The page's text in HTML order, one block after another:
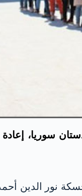
نور الدين